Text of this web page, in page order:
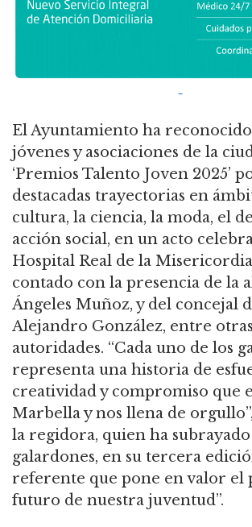
El Ayuntamiento ha
jóvenes y asociaciones de la
‘Premios Talento Joven 2025’
destacadas trayectorias en
cultura, la ciencia, la moda, el
acción social, en un acto
Hospital Real de la
contado con la presencia de la
Ángeles Muñoz, y del concejal
Alejandro González, entre otras
autoridades. “Cada uno de los
representa una historia de
creatividad y compromiso que
Marbella y nos llena de
la regidora, quien ha subrayado
galardones, en su tercera
referente que pone en valor el
futuro de nuestra juventud”.